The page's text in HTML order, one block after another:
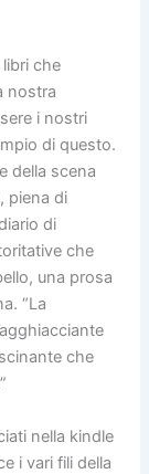
che
nostra
i nostri
di questo.
della scena
piena di
di
che
una prosa
“La
che
nella kindle
i vari fili della